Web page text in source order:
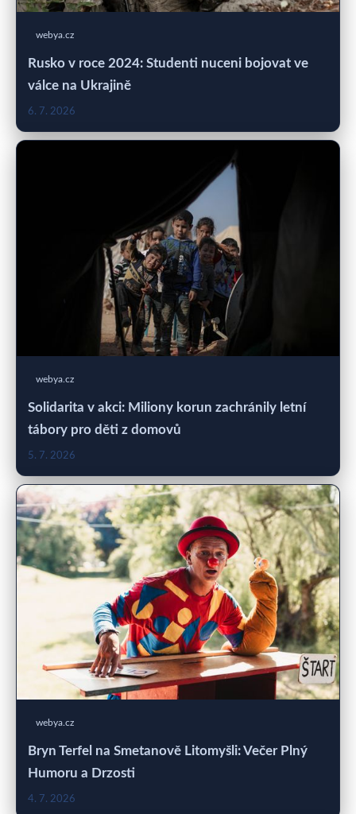
webya.cz
Rusko v roce 2024: Studenti nuceni bojovat ve
válce na Ukrajině
6. 7. 2026
webya.cz
Solidarita v akci: Miliony korun zachránily letní
tábory pro děti z domovů
5. 7. 2026
webya.cz
Bryn Terfel na Smetanově Litomyšli: Večer Plný
Humoru a Drzosti
4. 7. 2026